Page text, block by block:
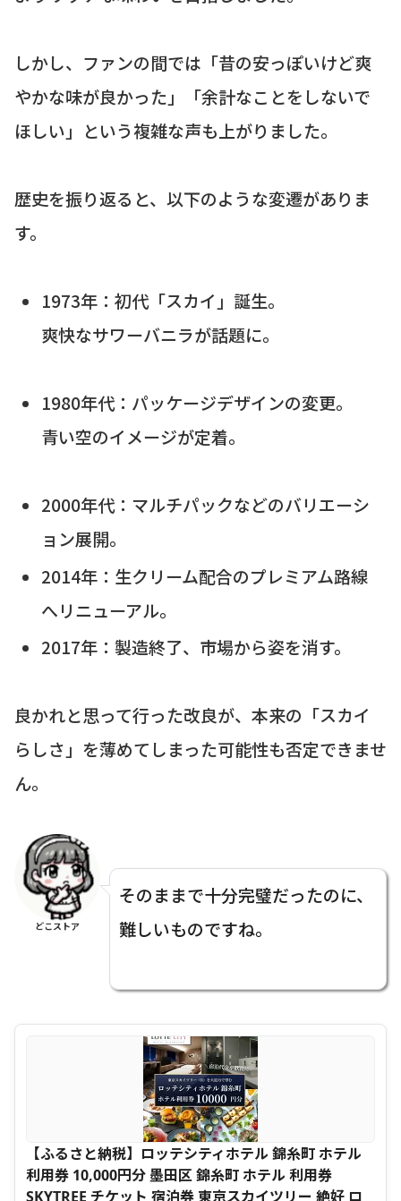
しかし、ファンの間では「昔の安っぽいけど爽
やかな味が良かった」「余計なことをしないで
ほしい」という複雑な声も上がりました。
歴史を振り返ると、以下のような変遷がありま
す。
1973年：初代「スカイ」誕生。
爽快なサワーバニラが話題に。
1980年代：パッケージデザインの変更。
青い空のイメージが定着。
2000年代：マルチパックなどのバリエーシ
ョン展開。
2014年：生クリーム配合のプレミアム路線
へリニューアル。
2017年：製造終了、市場から姿を消す。
良かれと思って行った改良が、本来の「スカイ
らしさ」を薄めてしまった可能性も否定できませ
ん。
どこストア
そのままで十分完璧だったのに、
難しいものですね。
【ふるさと納税】ロッテシティホテル 錦糸町 ホテル
利用券 10,000円分 墨田区 錦糸町 ホテル 利用券
SKYTREE チケット 宿泊券 東京スカイツリー 絶好 ロ